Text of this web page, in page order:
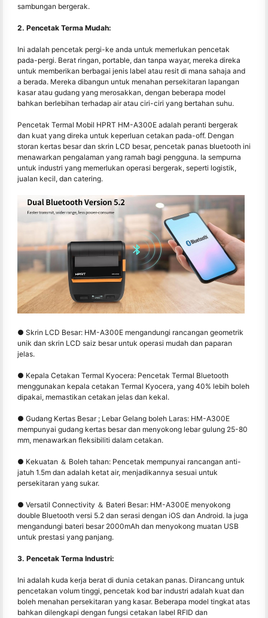
sambungan bergerak.
2. Pencetak Terma Mudah:
Ini adalah pencetak pergi-ke anda untuk memerlukan pencetak
pada-pergi. Berat ringan, portable, dan tanpa wayar, mereka direka
untuk memberikan berbagai jenis label atau resit di mana sahaja and
a berada. Mereka dibangun untuk menahan persekitaran lapangan
kasar atau gudang yang merosakkan, dengan beberapa model
bahkan berlebihan terhadap air atau ciri-ciri yang bertahan suhu.
Pencetak Termal Mobil HPRT HM-A300E adalah peranti bergerak
dan kuat yang direka untuk keperluan cetakan pada-off. Dengan
storan kertas besar dan skrin LCD besar, pencetak panas bluetooth ini
menawarkan pengalaman yang ramah bagi pengguna. Ia sempurna
untuk industri yang memerlukan operasi bergerak, seperti logistik,
jualan kecil, dan catering.
● Skrin LCD Besar: HM-A300E mengandungi rancangan geometrik
unik dan skrin LCD saiz besar untuk operasi mudah dan paparan
jelas.
● Kepala Cetakan Termal Kyocera: Pencetak Termal Bluetooth
menggunakan kepala cetakan Termal Kyocera, yang 40% lebih boleh
dipakai, memastikan cetakan jelas dan kekal.
● Gudang Kertas Besar ; Lebar Gelang boleh Laras: HM-A300E
mempunyai gudang kertas besar dan menyokong lebar gulung 25-80
mm, menawarkan fleksibiliti dalam cetakan.
● Kekuatan ＆ Boleh tahan: Pencetak mempunyai rancangan anti-
jatuh 1.5m dan adalah ketat air, menjadikannya sesuai untuk
persekitaran yang sukar.
● Versatil Connectivity ＆ Bateri Besar: HM-A300E menyokong
double Bluetooth versi 5.2 dan serasi dengan iOS dan Android. Ia juga
mengandungi bateri besar 2000mAh dan menyokong muatan USB
untuk prestasi yang panjang.
3. Pencetak Terma Industri:
Ini adalah kuda kerja berat di dunia cetakan panas. Dirancang untuk
pencetakan volum tinggi, pencetak kod bar industri adalah kuat dan
boleh menahan persekitaran yang kasar. Beberapa model tingkat atas
bahkan dilengkapi dengan fungsi cetakan label RFID dan